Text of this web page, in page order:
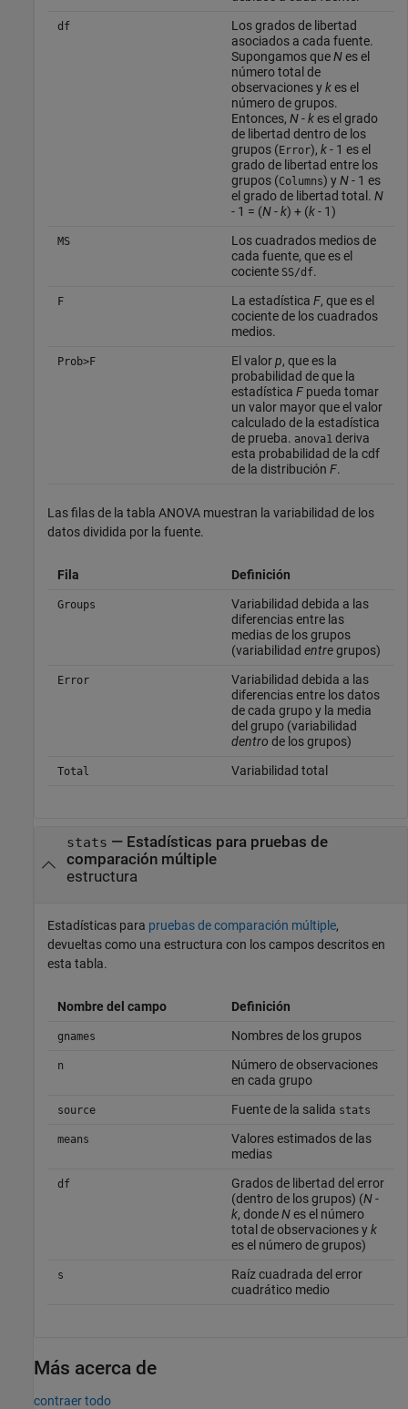
df
Los grados de libertad
asociados a cada fuente.
Supongamos queNes el
número total de
observaciones ykes el
número de grupos.
Entonces, N-kes el grado
de libertad dentro de los
grupos (Error), k- 1 es el
grado de libertad entre los
grupos (Columns) yN- 1 es
el grado de libertad total. N
- 1 = (N-k) + (k- 1)
MS
Los cuadrados medios de
cada fuente, que es el
cociente SS/df.
F La estadística F, que es el
cociente de los cuadrados
medios.
Prob>F El valorp, que es la
probabilidad de que la
estadística Fpueda tomar
un valor mayor que el valor
calculado de la estadística
de prueba. anova1 deriva
esta probabilidad de la cdf
de la distribución F.
Las filas de la tabla ANOVA muestran la variabilidad de los
datos dividida por la fuente.
Fila Definición
Groups
Variabilidad debida a las
diferencias entre las
medias de los grupos
(variabilidad entregrupos)
Error
Variabilidad debida a las
diferencias entre los datos
de cada grupo y la media
del grupo (variabilidad
dentro de los grupos)
Total Variabilidad total
stats — Estadísticas para pruebas de
comparación múltiple
estructura
Estadísticas para pruebas de comparación múltiple,
devueltas como una estructura con los campos descritos en
esta tabla.
Nombre del campo Definición
gnames Nombres de los grupos
n
Número de observaciones
en cada grupo
source Fuente de la salida stats
means
Valores estimados de las
medias
df
Grados de libertad del error
(dentro de los grupos) (N-
k, dondeNes el número
total de observaciones yk
es el número de grupos)
s
Raíz cuadrada del error
cuadrático medio
Más acerca de
contraer todo